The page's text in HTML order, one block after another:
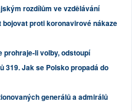
rozdílům ve vzdělávání
proti koronavirové nákaze
prohraje-li volby, odstoupí
319. Jak se Polsko propadá do
generálů a admirálů